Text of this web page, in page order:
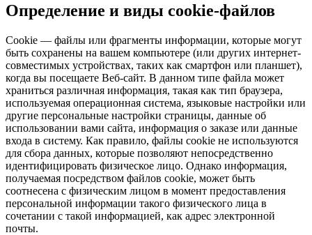
Определение и виды cookie-файлов
Cookie — файлы или фрагменты информации, которые могут
быть сохранены на вашем компьютере (или других интернет-
совместимых устройствах, таких как смартфон или планшет),
когда вы посещаете Веб-сайт. В данном типе файла может
храниться различная информация, такая как тип браузера,
используемая операционная система, языковые настройки или
другие персональные настройки страницы, данные об
использовании вами сайта, информация о заказе или данные
входа в систему. Как правило, файлы cookie не используются
для сбора данных, которые позволяют непосредственно
идентифицировать физическое лицо. Однако информация,
получаемая посредством файлов cookie, может быть
соотнесена с физическим лицом в момент предоставления
персональной информации такого физического лица в
сочетании с такой информацией, как адрес электронной
почты.